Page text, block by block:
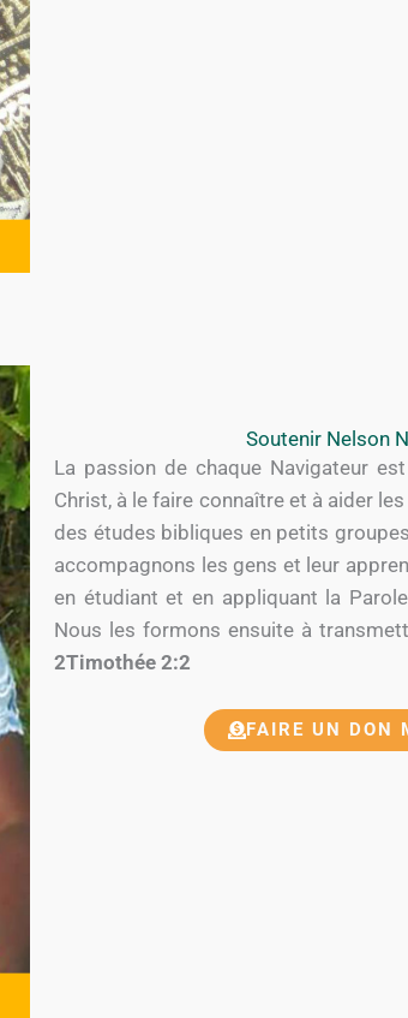
Soutenir Nelson
La passion de chaque Navigateur
Christ, à le faire connaître et à aider
des études bibliques en petits
accompagnons les gens et leur
en étudiant et en appliquant la
Nous les formons ensuite à
2Timothée 2:2
FAIRE UN DON